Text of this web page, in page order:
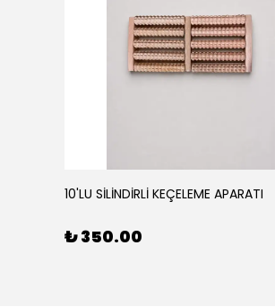
10'LU SİLİNDİRLİ KEÇELEME APARATI
₺ 350.00